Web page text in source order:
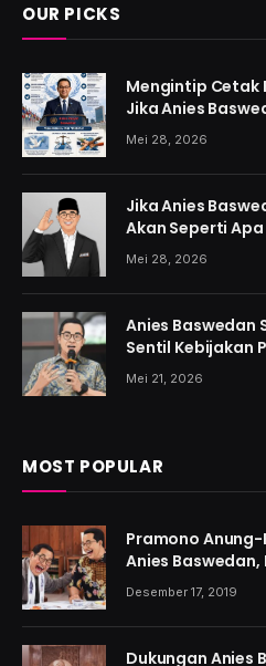
OUR PICKS
Mengintip Cetak
Jika Anies
Mei 28, 2026
Jika Anies
Akan Seperti
Mei 28, 2026
Anies Baswedan
Sentil Kebijakan
Mei 21, 2026
MOST POPULAR
Pramono
Anies
Putaran Kian
Desember 17, 2019
Dukungan Anies